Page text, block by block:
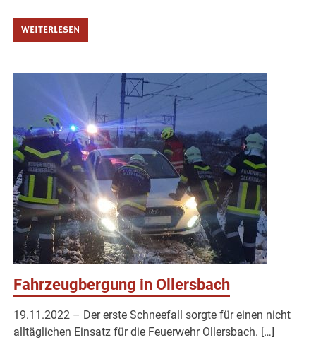
WEITERLESEN
Fahrzeugbergung in Ollersbach
19.11.2022 – Der erste Schneefall sorgte für einen nicht
alltäglichen Einsatz für die Feuerwehr Ollersbach. […]